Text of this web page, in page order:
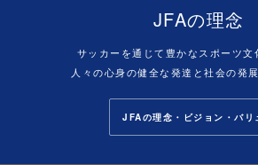
JFAの理念
サッカーを通じて豊かなスポーツ文
人々の心身の健全な発達と社会の発
JFAの理念・ビジョン・バリ